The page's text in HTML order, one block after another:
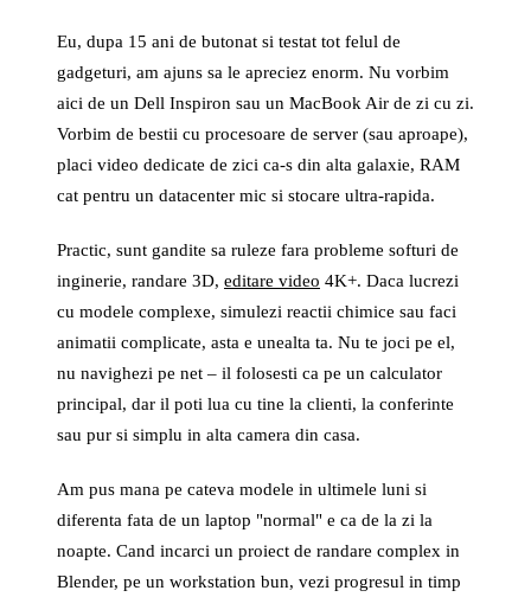
Eu, dupa 15 ani de butonat si testat tot felul de
gadgeturi, am ajuns sa le apreciez enorm. Nu vorbim
aici de un Dell Inspiron sau un MacBook Air de zi cu zi.
Vorbim de bestii cu procesoare de server (sau aproape),
placi video dedicate de zici ca-s din alta galaxie, RAM
cat pentru un datacenter mic si stocare ultra-rapida.
Practic, sunt gandite sa ruleze fara probleme softuri de
inginerie, randare 3D, editare video 4K+. Daca lucrezi
cu modele complexe, simulezi reactii chimice sau faci
animatii complicate, asta e unealta ta. Nu te joci pe el,
nu navighezi pe net – il folosesti ca pe un calculator
principal, dar il poti lua cu tine la clienti, la conferinte
sau pur si simplu in alta camera din casa.
Am pus mana pe cateva modele in ultimele luni si
diferenta fata de un laptop "normal" e ca de la zi la
noapte. Cand incarci un proiect de randare complex in
Blender, pe un workstation bun, vezi progresul in timp